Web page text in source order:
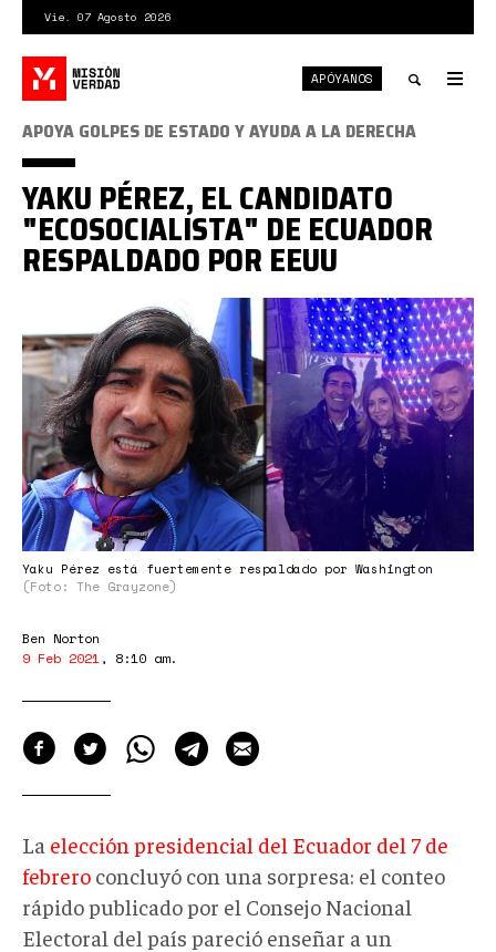
contenido
principal
Vie. 07 Agosto 2026
Toggle
APÓYANOS
Ecuador-
Yaku-
Perez-
Pachakutik-
US.jpg
Yaku Pérez está fuertemente respaldado por Washington
(Foto: The Grayzone)
APOYA GOLPES DE ESTADO Y AYUDA A LA DERECHA
YAKU PÉREZ, EL CANDIDATO
"ECOSOCIALISTA" DE ECUADOR
RESPALDADO POR EEUU
Ben Norton
9 Feb 2021, 8:10 am.
La elección presidencial del Ecuador del 7 de
febrero concluyó con una sorpresa: el conteo
rápido publicado por el Consejo Nacional
Electoral del país pareció enseñar a un